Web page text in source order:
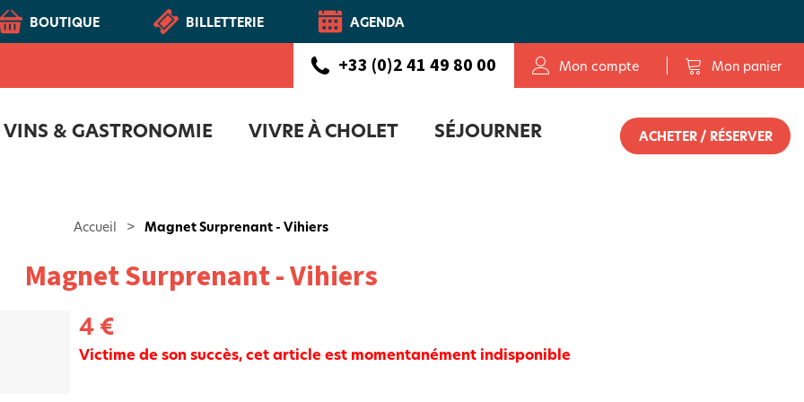
BOUTIQUE BILLETTERIE AGENDA
+33 (0)2 41 49 80 00 Mon compte Mon panier
VINS & GASTRONOMIE VIVRE À CHOLET SÉJOURNER ACHETER / RÉSERVER
Accueil > Magnet Surprenant - Vihiers
Magnet Surprenant - Vihiers
4 €
Victime de son succès, cet article est momentanément indisponible